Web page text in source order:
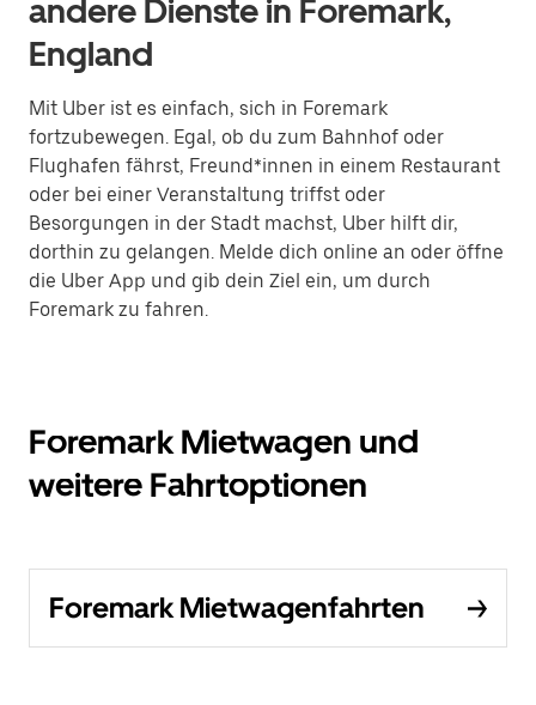
andere Dienste in Foremark,
England
Mit Uber ist es einfach, sich in Foremark
fortzubewegen. Egal, ob du zum Bahnhof oder
Flughafen fährst, Freund*innen in einem Restaurant
oder bei einer Veranstaltung triffst oder
Besorgungen in der Stadt machst, Uber hilft dir,
dorthin zu gelangen. Melde dich online an oder öffne
die Uber App und gib dein Ziel ein, um durch
Foremark zu fahren.
Foremark Mietwagen und
weitere Fahrtoptionen
Foremark Mietwagenfahrten